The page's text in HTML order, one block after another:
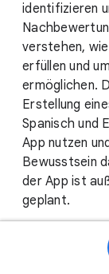
identifizieren
verstehen,
erfüllen und
ermöglichen.
Erstellung
Spanisch und
App nutzen
Bewusstsein
der App ist
geplant.